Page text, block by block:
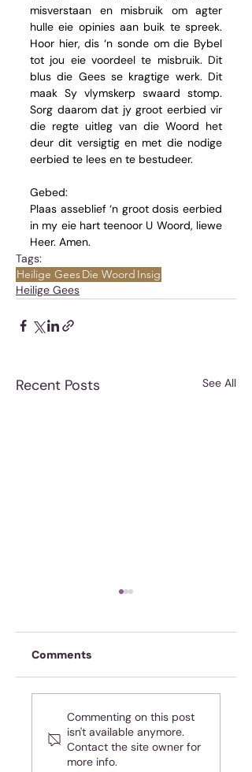
misverstaan en misbruik om agter
hulle eie opinies aan buik te spreek.
Hoor hier, dis ‘n sonde om die Bybel
tot jou eie voordeel te misbruik. Dit
blus die Gees se kragtige werk. Dit
maak Sy vlymskerp swaard stomp.
Sorg daarom dat jy groot eerbied vir
die regte uitleg van die Woord het
deur dit versigtig en met die nodige
eerbied te lees en te bestudeer.
Gebed:
Plaas asseblief ‘n groot dosis eerbied
in my eie hart teenoor U Woord, liewe
Heer. Amen.
Tags:
Heilige GeesDie Woord Insig
Heilige Gees
Recent Posts See All
dalk beide?
Comments
Commenting on this post
isn't available anymore.
Contact the site owner for
more info.